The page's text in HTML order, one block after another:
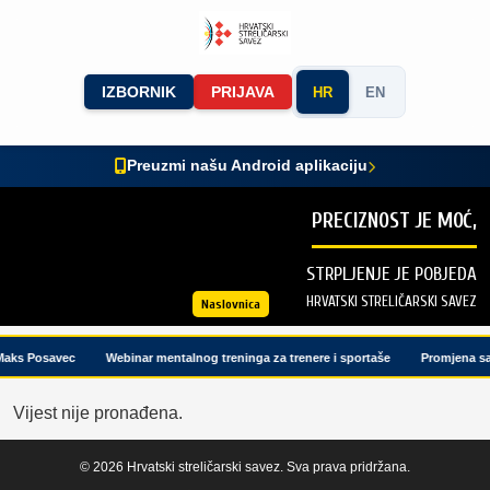
IZBORNIK PRIJAVA HR EN
Preuzmi našu Android aplikaciju
PRECIZNOST JE MOĆ,
STRPLJENJE JE POBJEDA
HRVATSKI STRELIČARSKI SAVEZ
Naslovnica
Posavec Webinar mentalnog treninga za trenere i sportaše Promjena
Vijest nije pronađena.
© 2026 Hrvatski streličarski savez. Sva prava pridržana.